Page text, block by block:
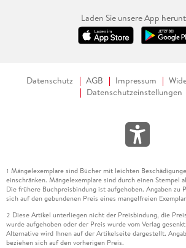
Laden Sie unsere App
Datenschutz AGB Impressum
Datenschutzeinstellungen
1 Mängelexemplare sind Bücher mit leichten
einschränken. Mängelexemplare sind durch einen Stempel
Die frühere Buchpreisbindung ist aufgehoben. Angaben zu
sich auf den gebundenen Preis eines mangelfreien
2 Diese Artikel unterliegen nicht der Preisbindung, die
wurde aufgehoben oder der Preis wurde vom Verlag
Alternative wird Ihnen auf der Artikelseite dargestellt.
beziehen sich auf den vorherigen Preis.